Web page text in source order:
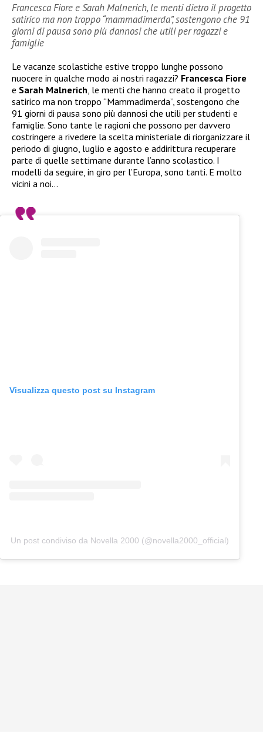
Francesca Fiore e Sarah Malnerich, le menti dietro il progetto
satirico ma non troppo “mammadimerda”, sostengono che 91
giorni di pausa sono più dannosi che utili per ragazzi e
famiglie
Le vacanze scolastiche estive troppo lunghe possono
nuocere in qualche modo ai nostri ragazzi? Francesca Fiore
e Sarah Malnerich , le menti che hanno creato il progetto
satirico ma non troppo “Mammadimerda”, sostengono che
91 giorni di pausa sono più dannosi che utili per studenti e
famiglie. Sono tante le ragioni che possono per davvero
costringere a rivedere la scelta ministeriale di riorganizzare il
periodo di giugno, luglio e agosto e addirittura recuperare
parte di quelle settimane durante l’anno scolastico. I
modelli da seguire, in giro per l’Europa, sono tanti. E molto
vicini a noi…
Visualizza questo post su Instagram
Un post condiviso da Novella 2000 (@novella2000_official)